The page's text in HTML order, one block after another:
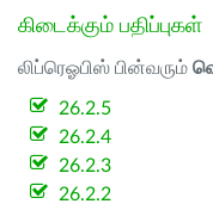
கிடைக்கும் பதிப்புகள்
லிப்ரெஓபிஸ் பின்வரும்
26.2.5
26.2.4
26.2.3
26.2.2